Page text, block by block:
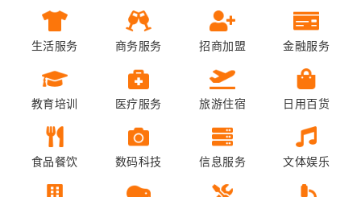
生活服务 商务服务 招商加盟 金融服务
教育培训 医疗服务 旅游住宿 日用百货
食品餐饮 数码科技 信息服务 文体娱乐